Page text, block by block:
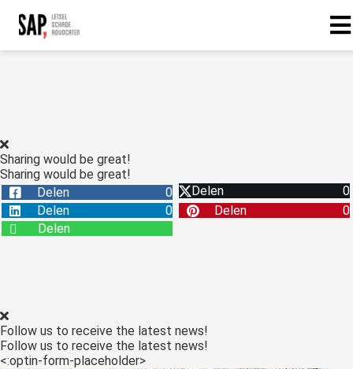
Sharing would be great!
Sharing would be great!
Delen
0 Delen
0
Delen
0 Delen
0
Delen
Follow us to receive the latest news!
Follow us to receive the latest news!
<:optin-form-placeholder>